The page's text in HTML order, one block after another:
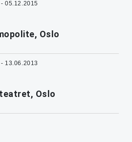
05.12.2015
Oslo
13.06.2013
Oslo